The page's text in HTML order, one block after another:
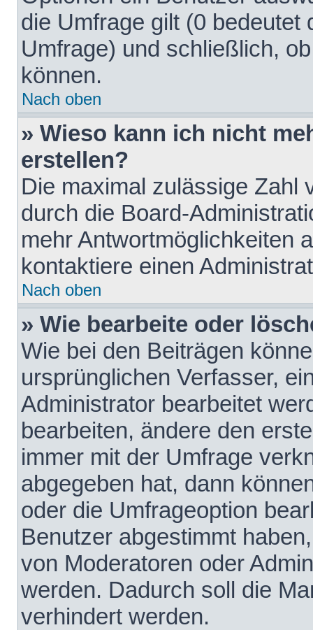
die Umfrage gilt (0 bedeutet
Umfrage) und schließlich,
können.
Nach oben
» Wieso kann ich nicht
erstellen?
Die maximal zulässige Zahl
durch die Board-
mehr Antwortmöglichkeiten
kontaktiere einen
Nach oben
» Wie bearbeite oder
Wie bei den Beiträgen
ursprünglichen Verfasser,
Administrator bearbeitet
bearbeiten, ändere den
immer mit der Umfrage
abgegeben hat, dann
oder die Umfrageoption
Benutzer abgestimmt
von Moderatoren oder
werden. Dadurch soll die
verhindert werden.